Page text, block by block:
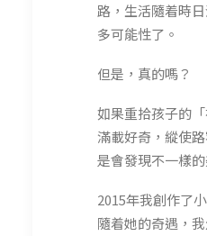
路，生活隨着時
多可能性了。
但是，真的嗎？
如果重拾孩子的
滿載好奇，縱使
是會發現不一樣的
2015年我創作了
隨着她的奇遇，